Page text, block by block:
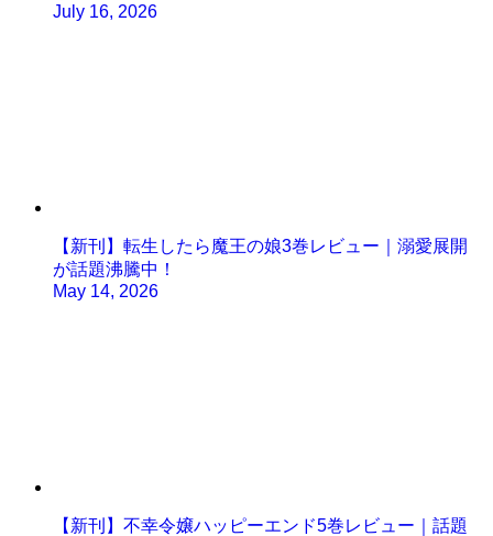
July 16, 2026
【新刊】転生したら魔王の娘3巻レビュー｜溺愛展開
が話題沸騰中！
May 14, 2026
【新刊】不幸令嬢ハッピーエンド5巻レビュー｜話題